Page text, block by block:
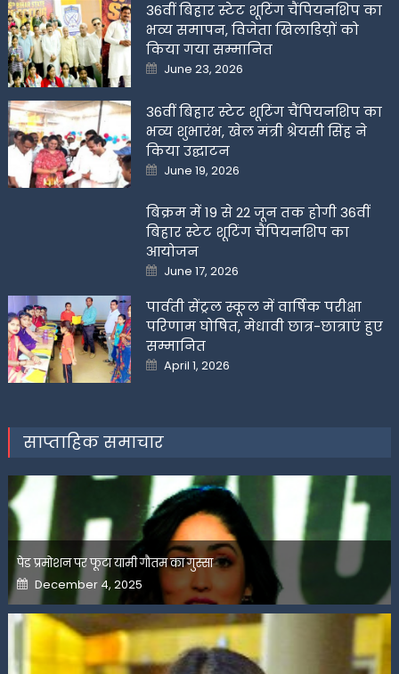
36वीं बिहार स्टेट शूटिंग चैंपियनशिप का
भव्य समापन, विजेता खिलाडिय़ों को
किया गया सम्मानित
Posted
on
June 23, 2026
36वीं बिहार स्टेट शूटिंग चैंपियनशिप का
भव्य शुभारंभ, खेल मंत्री श्रेयसी सिंह ने
किया उद्घाटन
Posted
on
June 19, 2026
बिक्रम में 19 से 22 जून तक होगी 36वीं
बिहार स्टेट शूटिंग चैंपियनशिप का
आयोजन
Posted
on
June 17, 2026
पार्वती सेंट्रल स्कूल में वार्षिक परीक्षा
परिणाम घोषित, मेधावी छात्र-छात्राएं हुए
सम्मानित
Posted
on
April 1, 2026
साप्ताहिक समाचार
पेड प्रमोशन पर फूटा यामी गौतम का गुस्सा
Posted
on
December 4, 2025